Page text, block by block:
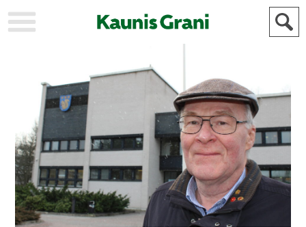
STADEN
AJANKOHTAISTA
AKTUELLT
URHEILU
KULTTUURI
KULTUR
HISTORIA
HISTORIA
YLEINEN
ALLMÄN
MAINOSTAJILLE
ANNONSÖRER